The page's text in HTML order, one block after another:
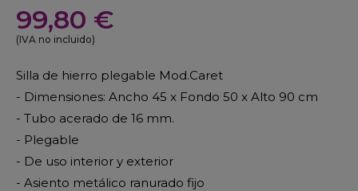
99,80 €
(IVA no incluido)
Silla de hierro plegable Mod.Caret
- Dimensiones: Ancho 45 x Fondo 50 x Alto 90 cm
- Tubo acerado de 16 mm.
- Plegable
- De uso interior y exterior
- Asiento metálico ranurado fijo